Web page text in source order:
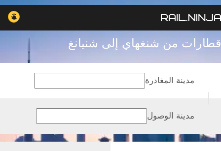
قطارات من شنغهاي إلى شنيانغ
مدينة المغادرة
مدينة الوصول